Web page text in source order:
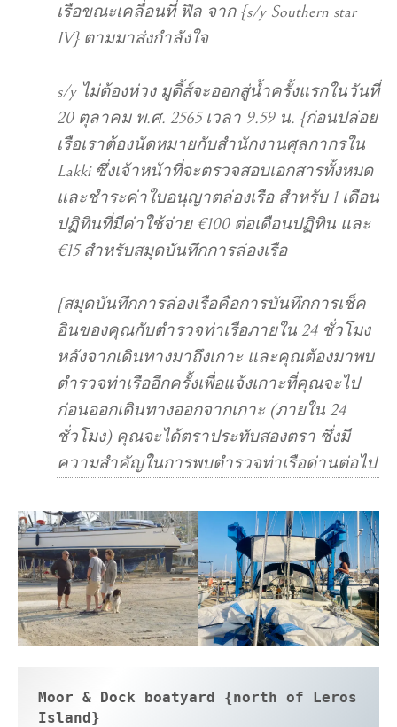
เรือขณะเคลื่อนที่ ฟิล จาก {s/y Southern star
IV} ตามมาส่งกำลังใจ
s/y ไม่ต้องห่วง มูดี้ส์จะออกสู่น้ำครั้งแรกในวันที่
20 ตุลาคม พ.ศ. 2565 เวลา 9.59 น. {ก่อนปล่อย
เรือเราต้องนัดหมายกับสำนักงานศุลกากรใน
Lakki ซึ่งเจ้าหน้าที่จะตรวจสอบเอกสารทั้งหมด
และชำระค่าใบอนุญาตล่องเรือ สำหรับ 1 เดือน
ปฏิทินที่มีค่าใช้จ่าย €100 ต่อเดือนปฏิทิน และ
€15 สำหรับสมุดบันทึกการล่องเรือ
{สมุดบันทึกการล่องเรือคือการบันทึกการเช็ค
อินของคุณกับตำรวจท่าเรือภายใน 24 ชั่วโมง
หลังจากเดินทางมาถึงเกาะ และคุณต้องมาพบ
ตำรวจท่าเรืออีกครั้งเพื่อแจ้งเกาะที่คุณจะไป
ก่อนออกเดินทางออกจากเกาะ (ภายใน 24
ชั่วโมง) คุณจะได้ตราประทับสองตรา ซึ่งมี
ความสำคัญในการพบตำรวจท่าเรือด่านต่อไป
Moor & Dock boatyard {north of Leros
Island}